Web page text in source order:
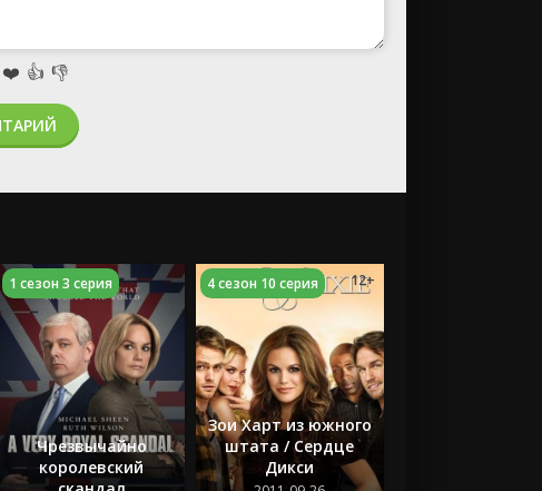
❤️ 👍 👎
Чрезвычайно
королевский
1 сезон 3 серия
Зои Харт из южного
штата / Сердце
Дикси
4 сезон 10 серия 12+